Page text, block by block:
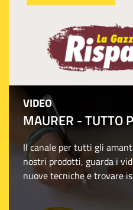
VIDEO
MAURER - TUTTO
Il canale per tutti gli
nostri prodotti, guarda i
nuove tecniche e trovare